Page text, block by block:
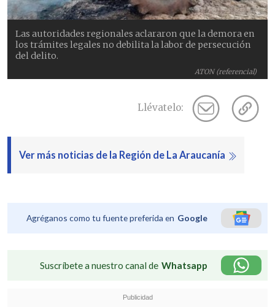
ATON (referencial)
Las autoridades regionales aclararon que la demora en
los trámites legales no debilita la labor de persecución
del delito.
Llévatelo:
Ver más noticias de la Región de La Araucanía
Agréganos como tu fuente preferida en Google
Suscríbete a nuestro canal de Whatsapp